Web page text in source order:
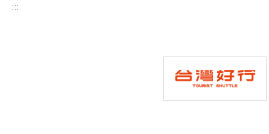
:::